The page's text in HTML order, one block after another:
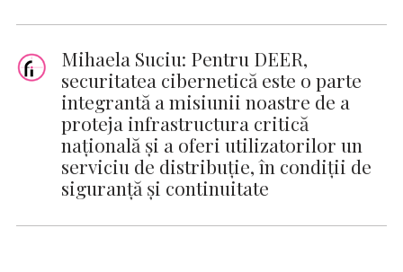
Mihaela Suciu: Pentru DEER,
securitatea cibernetică este o parte
integrantă a misiunii noastre de a
proteja infrastructura critică
națională și a oferi utilizatorilor un
serviciu de distribuție, în condiții de
siguranță și continuitate